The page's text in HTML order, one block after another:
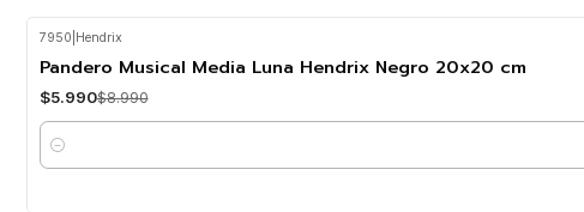
-33% OFF
7950 Hendrix
Pandero Musical Media Luna Hendrix Negro 20x20 cm
$5.990$8.990
Cantidad